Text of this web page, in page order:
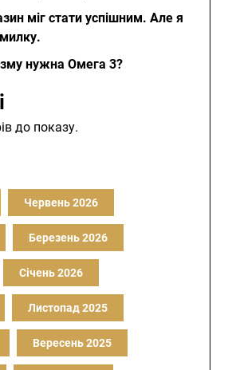
міг стати успішним. Але я
нужна Омега 3?
до показу.
Червень 2026
Березень 2026
Січень 2026
Листопад 2025
Вересень 2025